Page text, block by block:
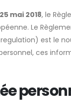
25 mai 2018, le
Le
est le
ces